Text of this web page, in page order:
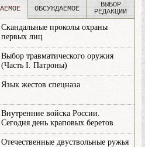
ОБСУЖДАЕМОЕ
ВЫБОР
РЕДАКЦИИ
Скандальные проколы охраны
первых лиц
Выбор травматического оружия
(Часть I. Патроны)
Язык жестов спецназа
Внутренние войска России.
Сегодня день краповых беретов
Отечественные двуствольные ружья